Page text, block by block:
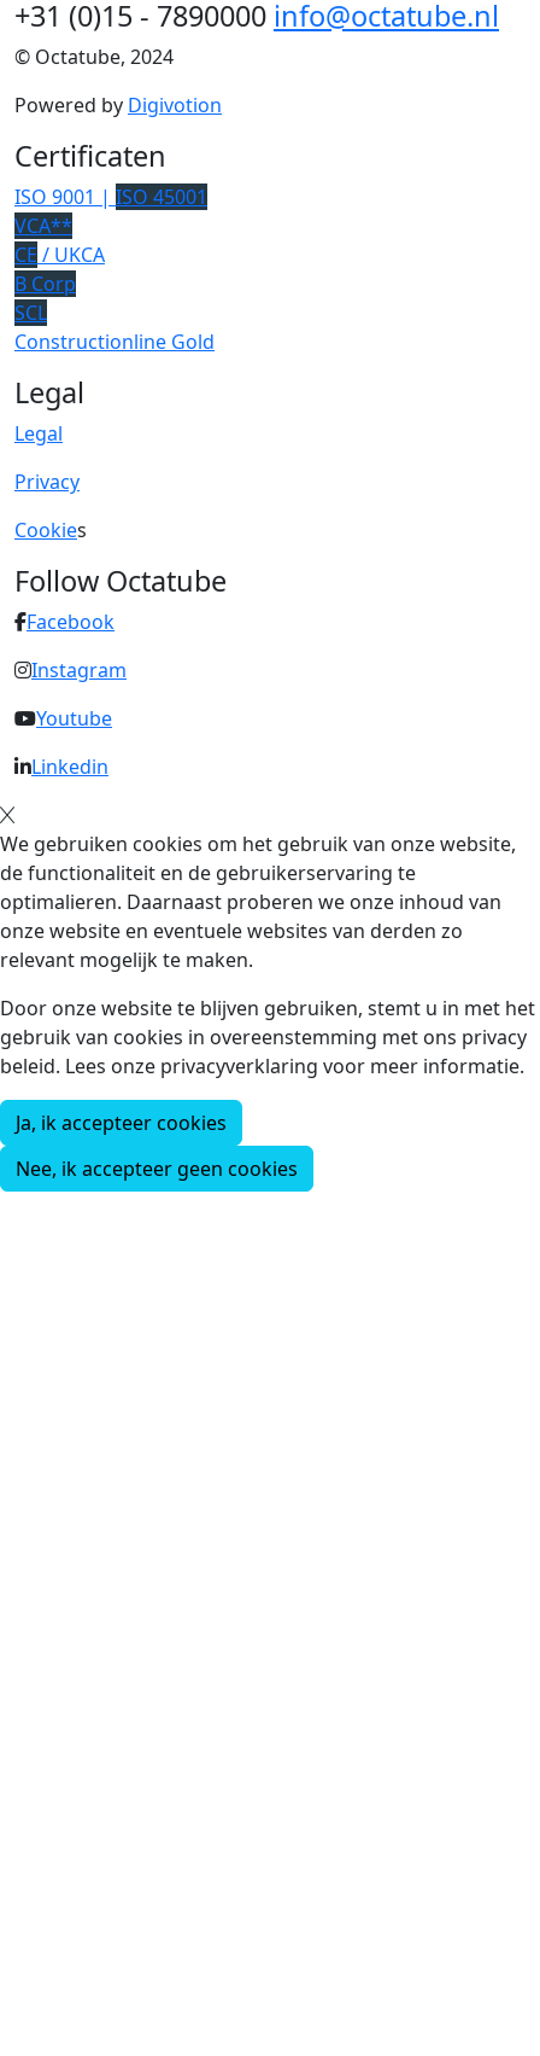
+31 (0)15 - 7890000 info@octatube.nl
© Octatube, 2024
Powered by Digivotion
Certificaten
ISO 9001 | ISO 45001
VCA**
CE / UKCA
B Corp
SCL
Constructionline Gold
Legal
Legal
Privacy
Cookies
Follow Octatube
Facebook
Instagram
Youtube
Linkedin
We gebruiken cookies om het gebruik van onze website,
de functionaliteit en de gebruikerservaring te
optimalieren. Daarnaast proberen we onze inhoud van
onze website en eventuele websites van derden zo
relevant mogelijk te maken.
Door onze website te blijven gebruiken, stemt u in met het
gebruik van cookies in overeenstemming met ons privacy
beleid. Lees onze privacyverklaring voor meer informatie.
Ja, ik accepteer cookies
Nee, ik accepteer geen cookies